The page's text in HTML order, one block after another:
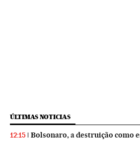
ÚLTIMAS NOTICIAS
12:15 Bolsonaro, a destruição como